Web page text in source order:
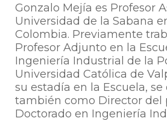
Gonzalo Mejía es Profesor
Universidad de la Sabana
Colombia. Previamente
Profesor Adjunto en la
Ingeniería Industrial de la
Universidad Católica de
su estadía en la Escuela,
también como Director del
Doctorado en Ingeniería